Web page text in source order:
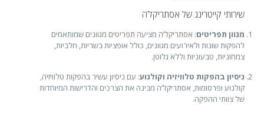
שירותי קייטרינג של אסתריקל’ה
מגוון תפריטים: אסתריקל’ה מציעה תפריטים מגוונים שמותאמים
להפקות שונות ולאירועים מגוונים, כולל אופציות בשריות, חלביות,
צמחוניות, טבעוניות וללא גלוטן.
ניסיון בהפקות טלוויזיה וקולנוע: עם ניסיון עשיר בהפקות טלוויזיה,
קולנוע ופרסומות, אסתריקל’ה מבינה את הצרכים והדרישות המיוחדות
של צוותי ההפקה.